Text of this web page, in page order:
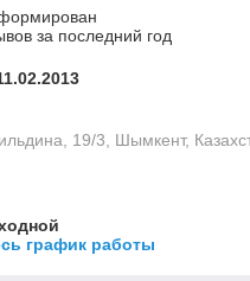
за последний год
19/3, Шымкент,
график работы